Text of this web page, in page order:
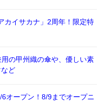
カイサカナ」2周年！限定特
の甲州織の傘や、優しい素
ど
オープン！8/9までオープニ